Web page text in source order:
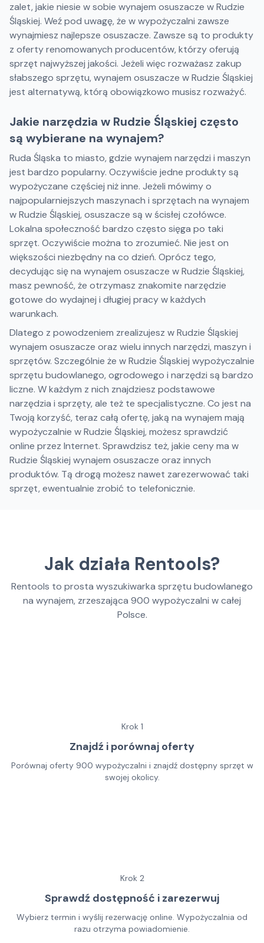
zalet, jakie niesie w sobie wynajem osuszacze w Rudzie
Śląskiej. Weź pod uwagę, że w wypożyczalni zawsze
wynajmiesz najlepsze osuszacze. Zawsze są to produkty
z oferty renomowanych producentów, którzy oferują
sprzęt najwyższej jakości. Jeżeli więc rozważasz zakup
słabszego sprzętu, wynajem osuszacze w Rudzie Śląskiej
jest alternatywą, którą obowiązkowo musisz rozważyć.
Jakie narzędzia w Rudzie Śląskiej często
są wybierane na wynajem?
Ruda Śląska to miasto, gdzie wynajem narzędzi i maszyn
jest bardzo popularny. Oczywiście jedne produkty są
wypożyczane częściej niż inne. Jeżeli mówimy o
najpopularniejszych maszynach i sprzętach na wynajem
w Rudzie Śląskiej, osuszacze są w ścisłej czołówce.
Lokalna społeczność bardzo często sięga po taki
sprzęt. Oczywiście można to zrozumieć. Nie jest on
większości niezbędny na co dzień. Oprócz tego,
decydując się na wynajem osuszacze w Rudzie Śląskiej,
masz pewność, że otrzymasz znakomite narzędzie
gotowe do wydajnej i długiej pracy w każdych
warunkach.
Dlatego z powodzeniem zrealizujesz w Rudzie Śląskiej
wynajem osuszacze oraz wielu innych narzędzi, maszyn i
sprzętów. Szczególnie że w Rudzie Śląskiej wypożyczalnie
sprzętu budowlanego, ogrodowego i narzędzi są bardzo
liczne. W każdym z nich znajdziesz podstawowe
narzędzia i sprzęty, ale też te specjalistyczne. Co jest na
Twoją korzyść, teraz całą ofertę, jaką na wynajem mają
wypożyczalnie w Rudzie Śląskiej, możesz sprawdzić
online przez Internet. Sprawdzisz też, jakie ceny ma w
Rudzie Śląskiej wynajem osuszacze oraz innych
produktów. Tą drogą możesz nawet zarezerwować taki
sprzęt, ewentualnie zrobić to telefonicznie.
Jak działa Rentools?
Rentools to prosta wyszukiwarka sprzętu budowlanego
na wynajem, zrzeszająca 900 wypożyczalni w całej
Polsce.
Krok 1
Znajdź i porównaj oferty
Porównaj oferty 900 wypożyczalni i znajdź dostępny sprzęt w
swojej okolicy.
Krok 2
Sprawdź dostępność i zarezerwuj
Wybierz termin i wyślij rezerwację online. Wypożyczalnia od
razu otrzyma powiadomienie.